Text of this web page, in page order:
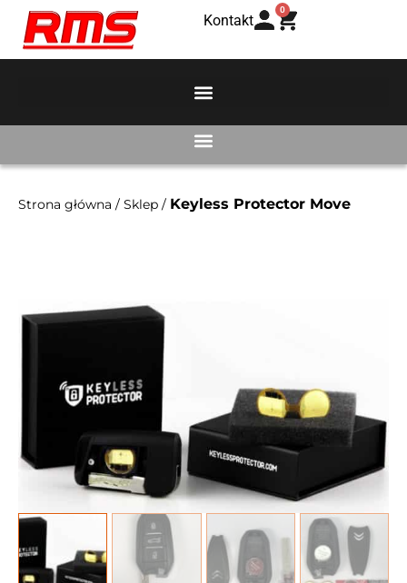
Kontakt
0
Strona główna / Sklep / Keyless Protector Move